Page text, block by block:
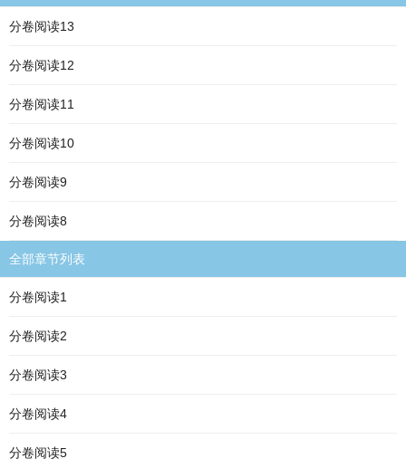
分卷阅读13
分卷阅读12
分卷阅读11
分卷阅读10
分卷阅读9
分卷阅读8
全部章节列表
分卷阅读1
分卷阅读2
分卷阅读3
分卷阅读4
分卷阅读5